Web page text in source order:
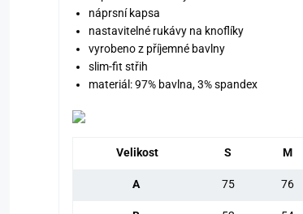
náprsní kapsa
nastavitelné rukávy na knoflíky
vyrobeno z příjemné bavlny
slim-fit střih
materiál: 97% bavlna, 3% spandex
Velikost S M
A 75 76